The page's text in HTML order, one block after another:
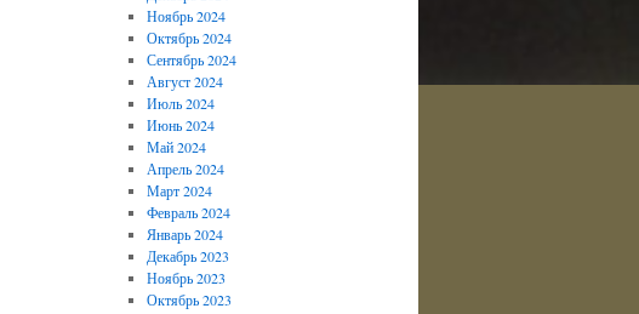
Ноябрь 2024
Октябрь 2024
Сентябрь 2024
Август 2024
Июль 2024
Июнь 2024
Май 2024
Апрель 2024
Март 2024
Февраль 2024
Январь 2024
Декабрь 2023
Ноябрь 2023
Октябрь 2023